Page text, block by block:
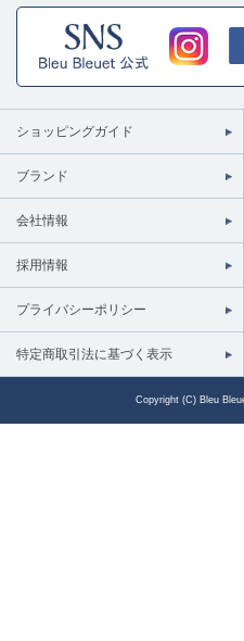
ショッピングガイド
ブランド
会社情報
採用情報
プライバシーポリシー
特定商取引法に基づく表示
Copyright (C) Bleu